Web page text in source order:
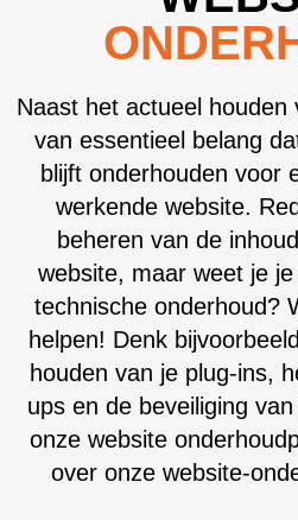
Naast het actueel houden
van essentieel belang
blijft onderhouden voor
werkende website.
beheren van de
website, maar weet je
technische onderhoud?
helpen! Denk
houden van je plug-ins,
ups en de beveiliging
onze website
over onze website-